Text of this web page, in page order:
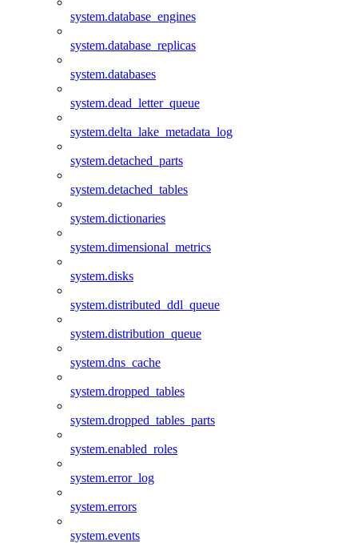
system.database_engines
system.database_replicas
system.databases
system.dead_letter_queue
system.delta_lake_metadata_log
system.detached_parts
system.detached_tables
system.dictionaries
system.dimensional_metrics
system.disks
system.distributed_ddl_queue
system.distribution_queue
system.dns_cache
system.dropped_tables
system.dropped_tables_parts
system.enabled_roles
system.error_log
system.errors
system.events